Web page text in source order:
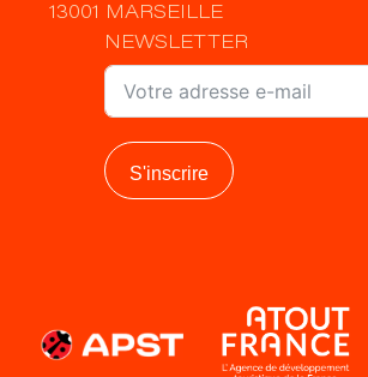
13001 MARSEILLE
NEWSLETTER
S'inscrire